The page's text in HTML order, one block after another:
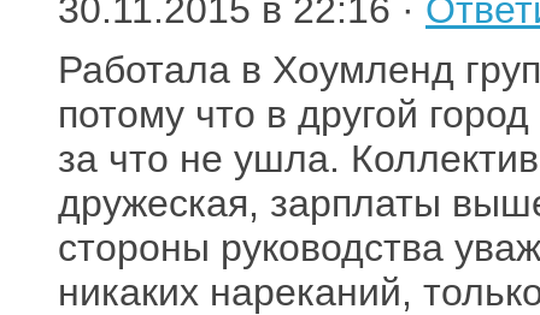
30.11.2015 в 22:16 ·
Работала в Хоумленд
потому что в другой
за что не ушла.
дружеская, зарплаты
стороны руководства
никаких нареканий,